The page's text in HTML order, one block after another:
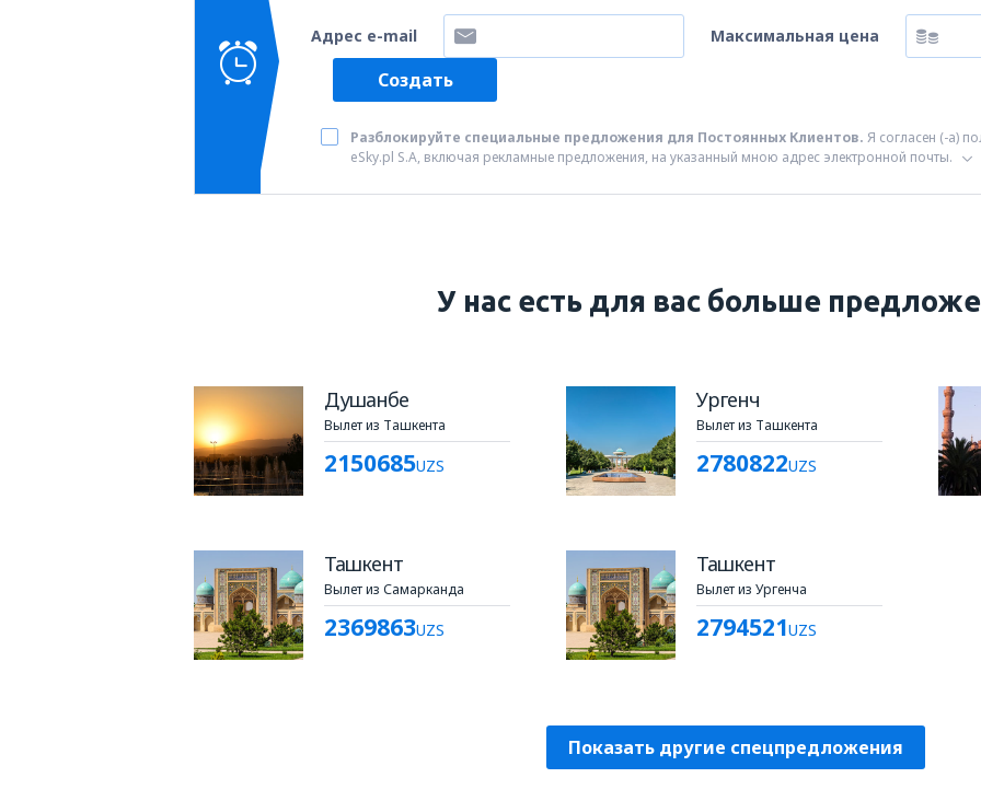
Адрес e-mail Максимальная цена
Создать
Разблокируйте специальные предложения для Постоянных Клиентов. Я согласен (-а)
eSky.pl S.A, включая рекламные предложения, на указанный мною адрес электронной почты.
У нас есть для вас больше
Душанбе
Вылет из Ташкента
2150685UZS
Ташкент
Вылет из Самарканда
2369863UZS
Ургенч
Вылет из Ташкента
2780822UZS
Ташкент
Вылет из Ургенча
2794521UZS
Показать другие спецпредложения